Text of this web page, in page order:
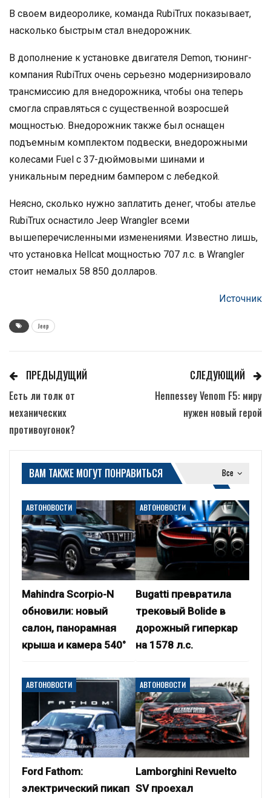
В своем видеоролике, команда RubiTrux показывает,
насколько быстрым стал внедорожник.
В дополнение к установке двигателя Demon, тюнинг-
компания RubiTrux очень серьезно модернизировало
трансмиссию для внедорожника, чтобы она теперь
смогла справляться с существенной возросшей
мощностью. Внедорожник также был оснащен
подъемным комплектом подвески, внедорожными
колесами Fuel с 37-дюймовыми шинами и
уникальным передним бампером с лебедкой.
Неясно, сколько нужно заплатить денег, чтобы ателье
RubiTrux оснастило Jeep Wrangler всеми
вышеперечисленными изменениями. Известно лишь,
что установка Hellcat мощностью 707 л.с. в Wrangler
стоит немалых 58 850 долларов.
Источник
Jeep
ПРЕДЫДУЩИЙ
Есть ли толк от
механических
противоугонок?
СЛЕДУЮЩИЙ
Hennessey Venom F5: миру
нужен новый герой
Все
ВАМ ТАКЖЕ МОГУТ ПОНРАВИТЬСЯ
АВТОНОВОСТИ
Mahindra Scorpio-N
обновили: новый
салон, панорамная
крыша и камера 540°
АВТОНОВОСТИ
Bugatti превратила
трековый Bolide в
дорожный гиперкар
на 1578 л.с.
АВТОНОВОСТИ
Ford Fathom:
электрический пикап
АВТОНОВОСТИ
Lamborghini Revuelto
SV проехал